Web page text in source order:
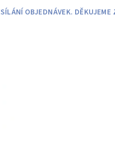
OBJEDNÁVEK. DĚKUJEME